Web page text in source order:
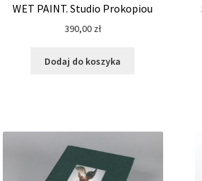
WET PAINT. Studio Prokopiou
390,00 zł
Dodaj do koszyka